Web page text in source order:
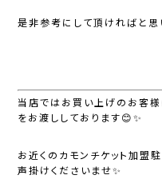
是非参考にして頂ければと思
当店ではお買い上げのお客様
をお渡ししております😊✨
お近くのカモンチケット加盟
声掛けくださいませ✨